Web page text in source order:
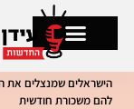
הישראלים שמנצלים את
להם משכורת חודשית